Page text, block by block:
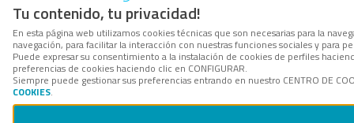
Tu contenido, tu privacidad!
En esta página web utilizamos cookies técnicas que son necesarias para la
navegación, para facilitar la interacción con nuestras funciones sociales y
Puede expresar su consentimiento a la instalación de cookies de perfiles
preferencias de cookies haciendo clic en CONFIGURAR.
Siempre puede gestionar sus preferencias entrando en nuestro CENTRO DE
COOKIES.